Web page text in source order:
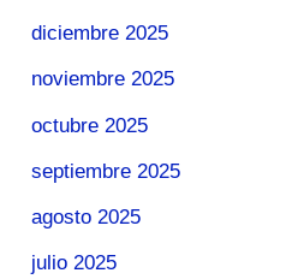
diciembre 2025
noviembre 2025
octubre 2025
septiembre 2025
agosto 2025
julio 2025